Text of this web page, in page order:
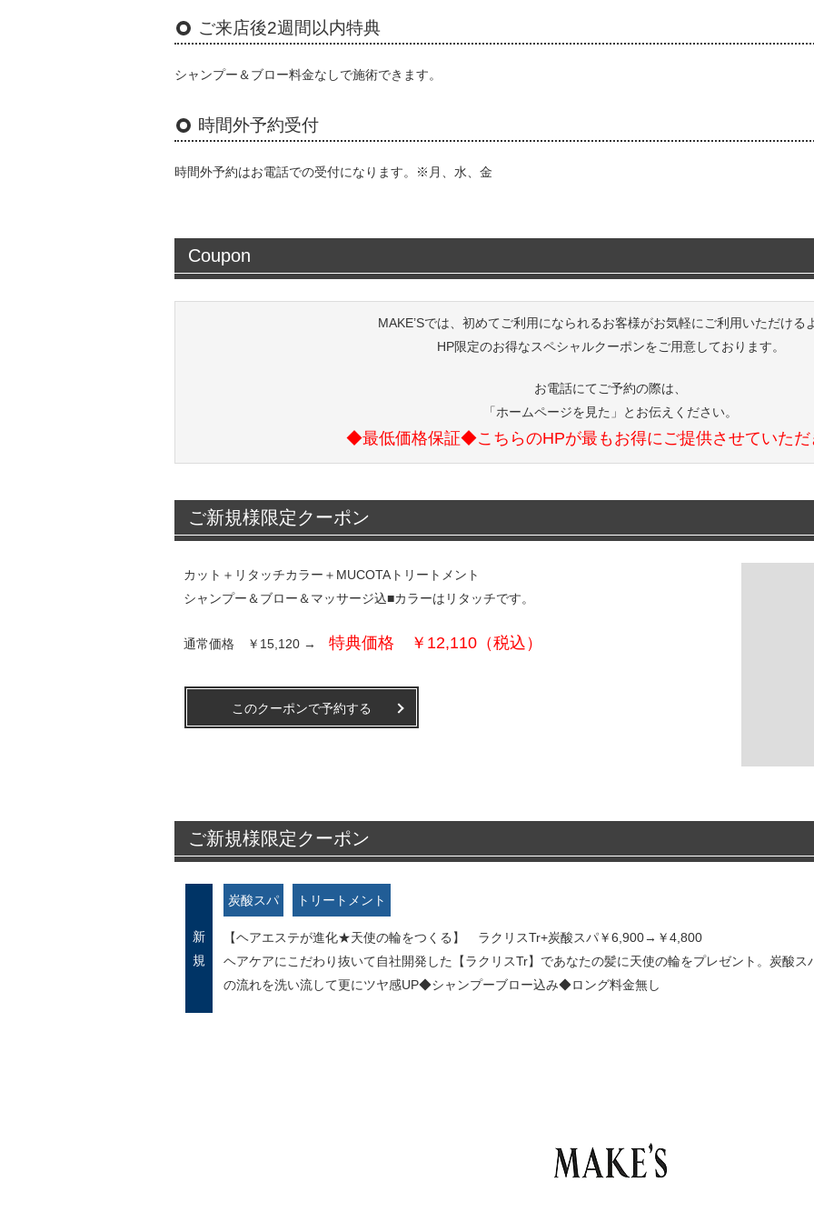
ご来店後2週間以内特典
シャンプー＆ブロー料金なしで施術できます。
時間外予約受付
時間外予約はお電話での受付になります。※月、水、金
Coupon
MAKE’Sでは、初めてご利用になられるお客様がお気軽にご利用いただける
HP限定のお得なスペシャルクーポンをご用意しております。
お電話にてご予約の際は、
「ホームページを見た」とお伝えください。
◆最低価格保証◆こちらのHPが最もお得にご提供させていただ
ご新規様限定クーポン
カット＋リタッチカラー＋MUCOTAトリートメント
シャンプー＆ブロー＆マッサージ込■カラーはリタッチです。
通常価格 ￥15,120 → 特典価格 ￥12,110（税込）
このクーポンで予約する
ご新規様限定クーポン
新
規
炭酸スパ トリートメント
【ヘアエステが進化★天使の輪をつくる】 ラクリスTr+炭酸スパ￥6,900→￥4,800
ヘアケアにこだわり抜いて自社開発した【ラクリスTr】であなたの髪に天使の輪をプレゼント。炭酸ス
の流れを洗い流して更にツヤ感UP◆シャンプーブロー込み◆ロング料金無し